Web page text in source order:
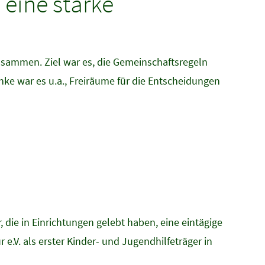
Ziel war es, die Gemeinschaftsregeln
war es u.a., Freiräume für die Entscheidungen
in Einrichtungen gelebt haben, eine eintägige
als erster Kinder- und Jugendhilfeträger in